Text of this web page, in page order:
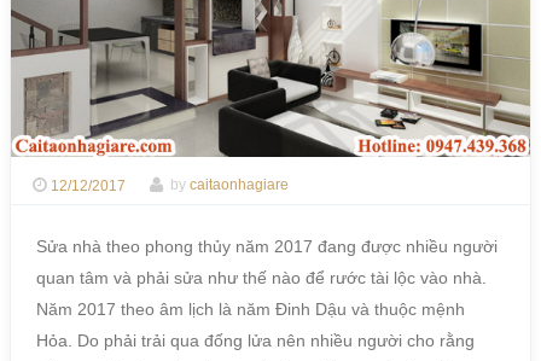
12/12/2017 by caitaonhagiare
Sửa nhà theo phong thủy năm 2017 đang được nhiều người
quan tâm và phải sửa như thế nào để rước tài lộc vào nhà.
Năm 2017 theo âm lịch là năm Đinh Dậu và thuộc mệnh
Hỏa. Do phải trải qua đống lửa nên nhiều người cho rằng